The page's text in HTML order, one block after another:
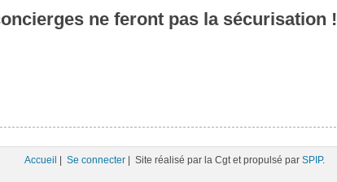
ne feront pas la sécurisation !
Accueil | Se connecter| Site réalisé par la Cgt et propulsé par SPIP.